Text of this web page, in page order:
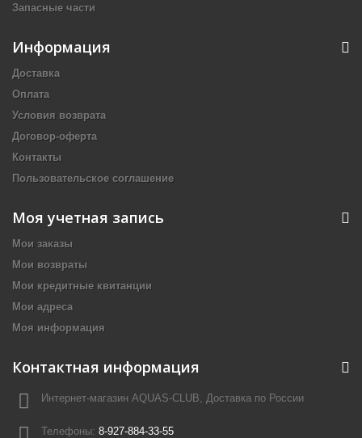
Запасные части
Информация
Доставка
Оплата
Условия возврата
Договор-оферта
Контакты
Пользовательское соглашение
Моя учетная запись
Мои заказы
Мои возвраты
Мои кредитные квитанции
Мои адреса
Моя информация
Контактная информация
Интернет-магазин AQUAS-CLUB, Доставка по России
Телефоны: 8-927-884-33-55